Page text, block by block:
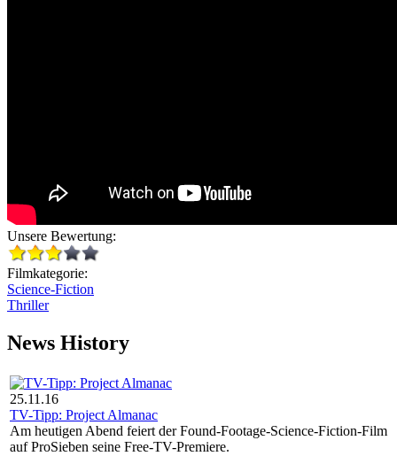
Unsere Bewertung:
Filmkategorie:
Science-Fiction
Thriller
News History
25.11.16
TV-Tipp: Project Almanac
Am heutigen Abend feiert der Found-Footage-Science-Fiction-Film
auf ProSieben seine Free-TV-Premiere.